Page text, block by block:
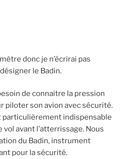
donc je n’écrirai pas
le Badin.
de connaitre la pression
piloter son avion avec sécurité.
indispensable
vol avant l’atterrissage. Nous
du Badin, instrument
pour la sécurité.